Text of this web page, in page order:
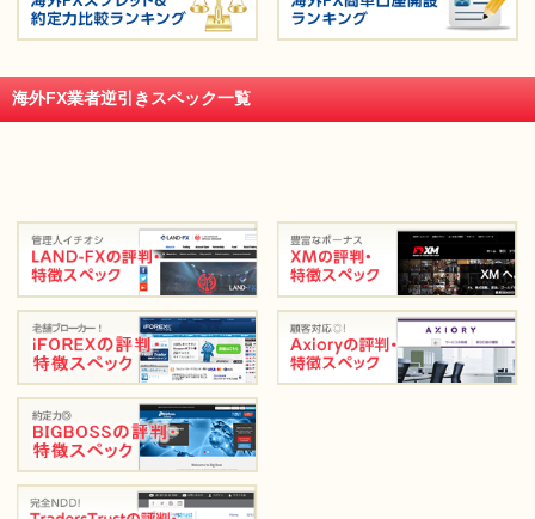
海外FX業者逆引きスペック一覧